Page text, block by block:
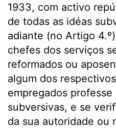
1933, com activo
de todas as idéas
adiante (no Artigo
chefes dos serviços
reformados ou
algum dos
empregados
subversivas, e se
da sua autoridade ou